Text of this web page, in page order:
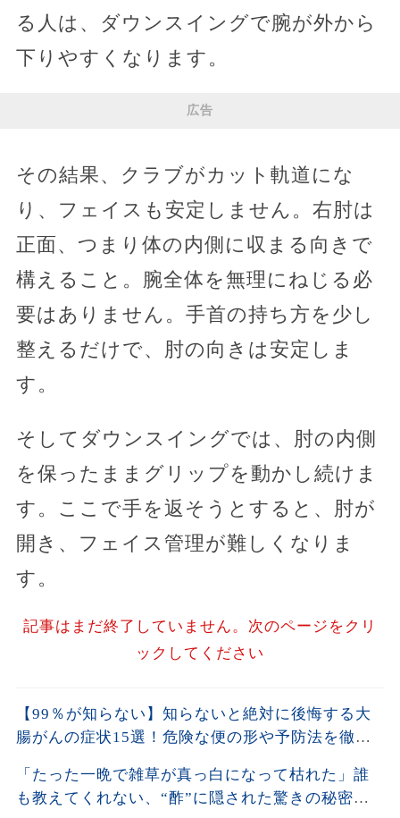
る人は、ダウンスイングで腕が外から
下りやすくなります。
広告
その結果、クラブがカット軌道にな
り、フェイスも安定しません。右肘は
正面、つまり体の内側に収まる向きで
構えること。腕全体を無理にねじる必
要はありません。手首の持ち方を少し
整えるだけで、肘の向きは安定しま
す。
そしてダウンスイングでは、肘の内側
を保ったままグリップを動かし続けま
す。ここで手を返そうとすると、肘が
開き、フェイス管理が難しくなりま
す。
記事はまだ終了していません。次のページをクリ
ックしてください
【99％が知らない】知らないと絶対に後悔する大
腸がんの症状15選！危険な便の形や予防法を徹底
「たった一晩で雑草が真っ白になって枯れた」誰
も教えてくれない、“酢”に隠された驚きの秘密と